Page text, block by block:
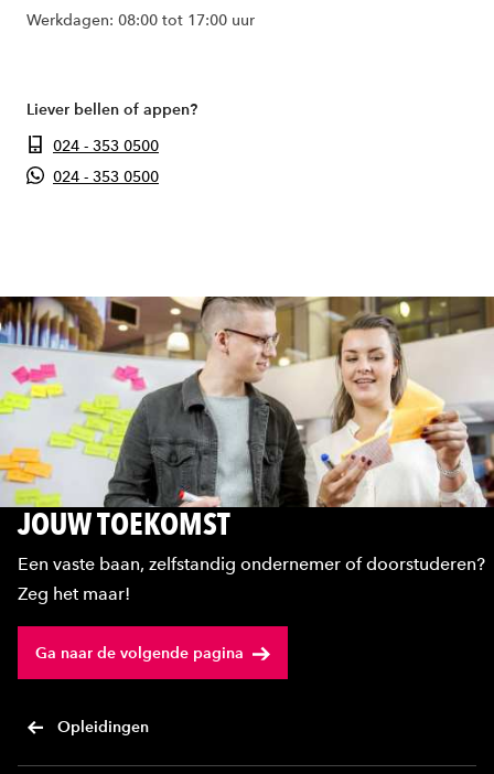
Werkdagen: 08:00 tot 17:00 uur
Liever bellen of appen?
024 - 353 0500
024 - 353 0500
JOUW TOEKOMST
Een vaste baan, zelfstandig ondernemer of doorstuderen?
Zeg het maar!
Ga naar de volgende pagina
Opleidingen